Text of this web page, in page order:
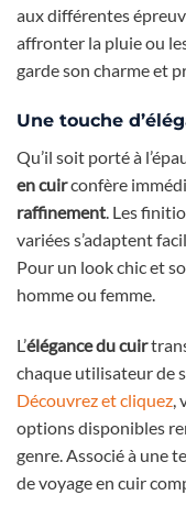
aux différentes
affronter la pluie ou
garde son charme et
Une touche
Qu’il soit porté à
en cuirconfère
raffinement. Les
variées s’adaptent
Pour un look chic et
homme ou femme.
L’élégance du cuir
chaque utilisateur de
Découvrez et cliquez,
options disponibles
genre. Associé à une
de voyage en cuir